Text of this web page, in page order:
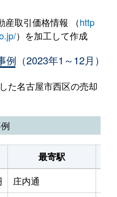
産取引価格情報 （http
）を加工して作成
（2023年1～12月）
た名古屋市西区の売却
最寄駅
庄内通